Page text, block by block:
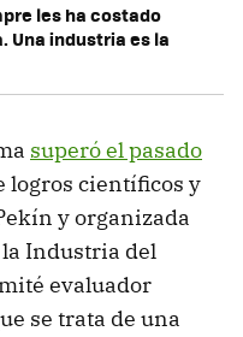
les ha costado
Una industria es la
superó el pasado
logros científicos y
y organizada
Industria del
evaluador
se trata de una